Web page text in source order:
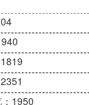
1950